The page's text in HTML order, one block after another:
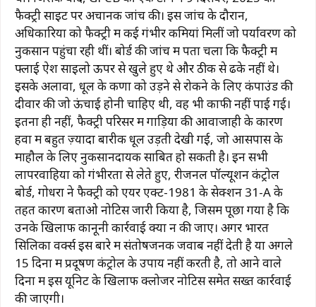
फैक्ट्री साइट पर अचानक जांच की। इस जांच के दौरान,
अधिकारियों को फैक्ट्री में कई गंभीर कमियां मिलीं जो पर्यावरण को
नुकसान पहुंचा रही थीं। बोर्ड की जांच में पता चला कि फैक्ट्री में
फ्लाई ऐश साइलो ऊपर से खुले हुए थे और ठीक से ढके नहीं थे।
इसके अलावा, धूल के कणों को उड़ने से रोकने के लिए कंपाउंड की
दीवार की जो ऊंचाई होनी चाहिए थी, वह भी काफी नहीं पाई गई।
इतना ही नहीं, फैक्ट्री परिसर में गाड़ियों की आवाजाही के कारण
हवा में बहुत ज़्यादा बारीक धूल उड़ती देखी गई, जो आसपास के
माहौल के लिए नुकसानदायक साबित हो सकती है। इन सभी
लापरवाहियों को गंभीरता से लेते हुए, रीजनल पॉल्यूशन कंट्रोल
बोर्ड, गोधरा ने फैक्ट्री को एयर एक्ट-1981 के सेक्शन 31-A के
तहत कारण बताओ नोटिस जारी किया है, जिसमें पूछा गया है कि
उनके खिलाफ कानूनी कार्रवाई क्यों न की जाए। अगर भारत
सिलिका वर्क्स इस बारे में संतोषजनक जवाब नहीं देती है या अगले
15 दिनों में प्रदूषण कंट्रोल के उपाय नहीं करती है, तो आने वाले
दिनों में इस यूनिट के खिलाफ क्लोजर नोटिस समेत सख्त कार्रवाई
की जाएगी।